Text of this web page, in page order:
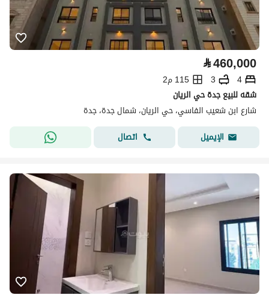
⃁460,000
4
3
115 م2
شقه للبيع جدة حي الريان
شارع ابن شعيب الفاسي، حي الريان، شمال جدة، جدة
الإيميل
اتصال